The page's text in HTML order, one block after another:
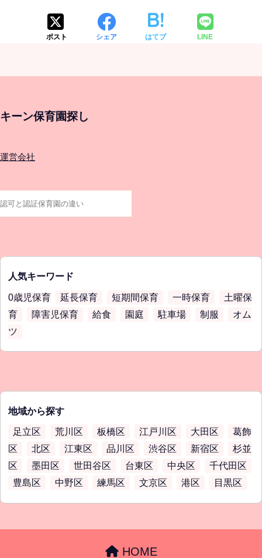
ポスト シェア はてブ LINE
キーン保育園探し
運営会社
人気キーワード
0歳児保育 延長保育 短期間保育 一時保育
土曜保
育
障害児保育 給食 園庭 駐車場 制服
オム
ツ
地域から探す
足立区 荒川区 板橋区 江戸川区 大田区
葛飾
区
北区 江東区 品川区 渋谷区 新宿区
杉並
区
墨田区 世田谷区 台東区 中央区
千代田区
豊島区
中野区 練馬区 文京区 港区 目黒区
HOME